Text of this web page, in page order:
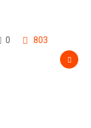
0
803